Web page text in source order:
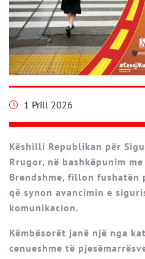
1 Prill 2026
Këshilli Republikan për
Rrugor, në bashkëpunim
Brendshme, fillon fushatën
që synon avancimin e
komunikacion.
Këmbësorët janë një nga
cenueshme të